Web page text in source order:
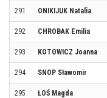
291 ONIKIJUK Natalia
292 CHROBAK Emilia
293 KOTOWICZ Joanna
294 SNOP Sławomir
295 ŁOŚ Magda